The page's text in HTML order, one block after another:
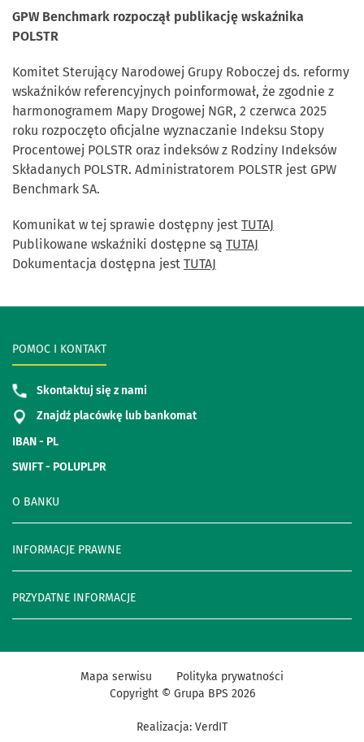
GPW Benchmark rozpoczął publikację wskaźnika
POLSTR
Komitet Sterujący Narodowej Grupy Roboczej ds. reformy
wskaźników referencyjnych poinformował, że zgodnie z
harmonogramem Mapy Drogowej NGR, 2 czerwca 2025
roku rozpoczęto oficjalne wyznaczanie Indeksu Stopy
Procentowej POLSTR oraz indeksów z Rodziny Indeksów
Składanych POLSTR. Administratorem POLSTR jest GPW
Benchmark SA.
Komunikat w tej sprawie dostępny jest TUTAJ
Publikowane wskaźniki dostępne są TUTAJ
Dokumentacja dostępna jest TUTAJ
O BANKU
INFORMACJE PRAWNE
PRZYDATNE INFORMACJE
POMOC I KONTAKT
Skontaktuj się z nami
Znajdź placówkę lub bankomat
IBAN - PL
SWIFT - POLUPLPR
Realizacja: VerdIT
Mapa serwisu
Polityka prywatności
Copyright © Grupa BPS 2026